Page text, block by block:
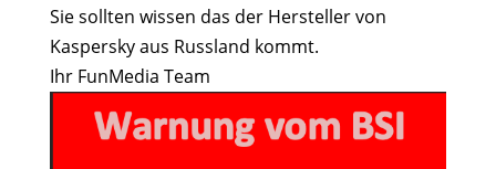
Sie sollten wissen das der Hersteller von
Kaspersky aus Russland kommt.
Ihr FunMedia Team